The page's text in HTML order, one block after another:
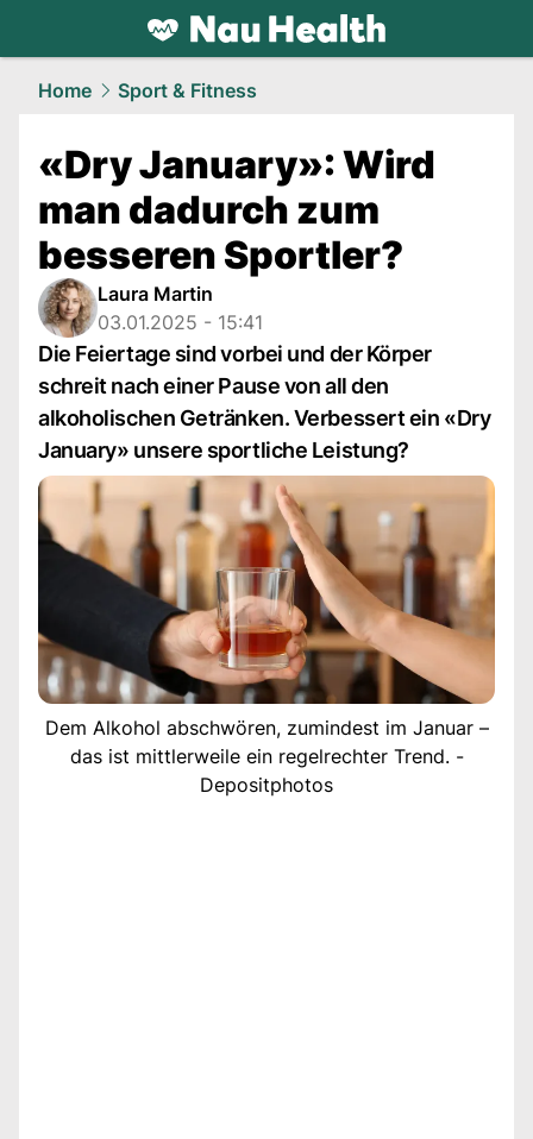
health.NAU.ch
Home Sport & Fitness
«Dry January»: Wird
man dadurch zum
besseren Sportler?
Laura Martin
03.01.2025 - 15:41
Die Feiertage sind vorbei und der Körper
schreit nach einer Pause von all den
alkoholischen Getränken. Verbessert ein «Dry
January» unsere sportliche Leistung?
Dem Alkohol abschwören, zumindest im Januar –
das ist mittlerweile ein regelrechter Trend. -
Depositphotos